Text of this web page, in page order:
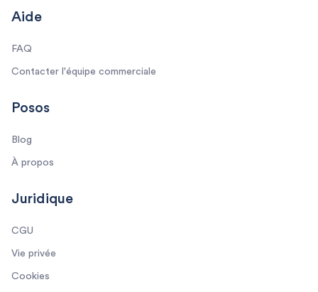
Aide
FAQ
Contacter l'équipe commerciale
Posos
Blog
À propos
Juridique
CGU
Vie privée
Cookies